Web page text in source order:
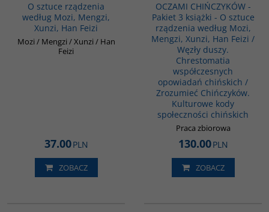
O sztuce rządzenia
według Mozi, Mengzi,
Xunzi, Han Feizi
Mozi / Mengzi / Xunzi / Han
Feizi
37.00PLN
ZOBACZ
OCZAMI CHIŃCZYKÓW -
Pakiet 3 książki - O sztuce
rządzenia według Mozi,
Mengzi, Xunzi, Han Feizi /
Węzły duszy.
Chrestomatia
współczesnych
opowiadań chińskich /
Zrozumieć Chińczyków.
Kulturowe kody
społeczności chińskich
Praca zbiorowa
130.00PLN
ZOBACZ